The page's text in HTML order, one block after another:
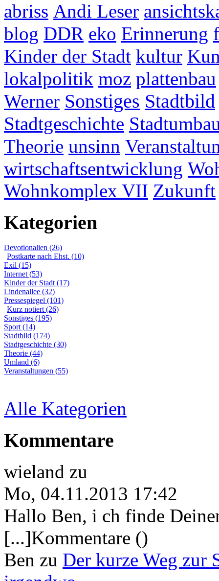
abriss Andi Leser
blog DDR eko Erinnerung
Kinder der Stadt kultur
lokalpolitik moz plattenbau
Werner Sonstiges Stadtbild
Stadtgeschichte
Theorie unsinn
wirtschaftsentwicklung
Wohnkomplex VII Zukunft
Kategorien
Devotionalien (26)
Postkarte nach Ehst. (10)
Exil (15)
Internet (53)
Kinder der Stadt (17)
Lindenallee (32)
Pressespiegel (101)
Kurz notiert (26)
Sonstiges (195)
Sport (14)
Stadtbild (174)
Stadtgeschichte (30)
Theorie (44)
Umland (6)
Veranstaltungen (55)
Alle Kategorien
Kommentare
wieland zu
Mo, 04.11.2013 17:42
Hallo Ben, i ch finde
[...]Kommentare ()
Ben zu Der kurze Weg zur